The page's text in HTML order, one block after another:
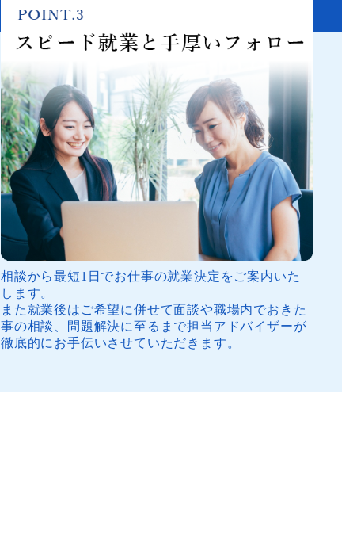
相談から最短1日でお仕事の就業決定をご案内いた
します。
また就業後はご希望に併せて面談や職場内でおきた
事の相談、問題解決に至るまで担当アドバイザーが
徹底的にお手伝いさせていただきます。